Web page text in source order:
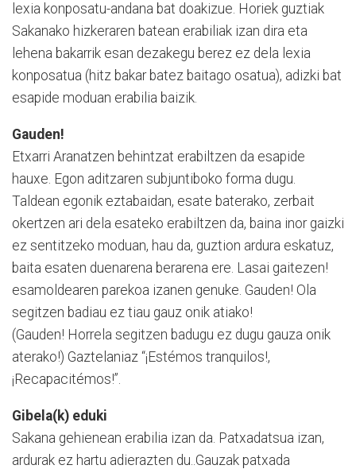
lexia konposatu-andana bat doakizue. Horiek guztiak
Sakanako hizkeraren batean erabiliak izan dira eta
lehena bakarrik esan dezakegu berez ez dela lexia
konposatua (hitz bakar batez baitago osatua), adizki bat
esapide moduan erabilia baizik.
Gauden!
Etxarri Aranatzen behintzat erabiltzen da esapide
hauxe. Egon aditzaren subjuntiboko forma dugu.
Taldean egonik eztabaidan, esate baterako, zerbait
okertzen ari dela esateko erabiltzen da, baina inor gaizki
ez sentitzeko moduan, hau da, guztion ardura eskatuz,
baita esaten duenarena berarena ere. Lasai gaitezen!
esamoldearen parekoa izanen genuke. Gauden! Ola
segitzen badiau ez tiau gauz onik atiako!
(Gauden! Horrela segitzen badugu ez dugu gauza onik
aterako!) Gaztelaniaz “¡Estémos tranquilos!,
¡Recapacitémos!”.
Gibela(k) eduki
Sakana gehienean erabilia izan da. Patxadatsua izan,
ardurak ez hartu adierazten du..Gauzak patxada